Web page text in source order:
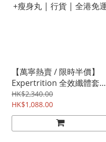
【萬寧熱賣 / 限時半價】
Expertrition 全效纖體套裝
(共6盒) | 益生菌+燒脂膠囊
+瘦身丸 | 行貨 | 全港免運
HK$2,340.00
HK$1,088.00